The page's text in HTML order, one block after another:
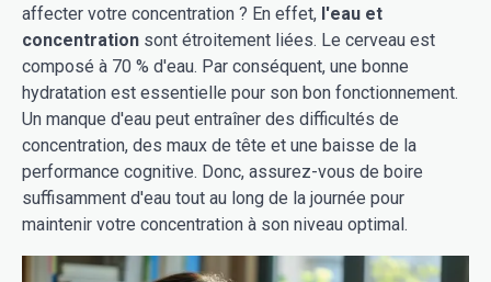
affecter votre concentration ? En effet, l'eau et
concentration sont étroitement liées. Le cerveau est
composé à 70 % d'eau. Par conséquent, une bonne
hydratation est essentielle pour son bon fonctionnement.
Un manque d'eau peut entraîner des difficultés de
concentration, des maux de tête et une baisse de la
performance cognitive. Donc, assurez-vous de boire
suffisamment d'eau tout au long de la journée pour
maintenir votre concentration à son niveau optimal.